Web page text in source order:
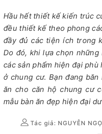
Hầu hết thiết kế kiến trúc
đều thiết kế theo phong
đầy đủ các tiện ích trong
Do đó, khi lựa chọn
các sản phẩm hiện đại
ở chung cư. Bạn đang
ăn cho căn hộ chung cư
mẫu bàn ăn đẹp hiện đại
Tác giả: NGUYỄN